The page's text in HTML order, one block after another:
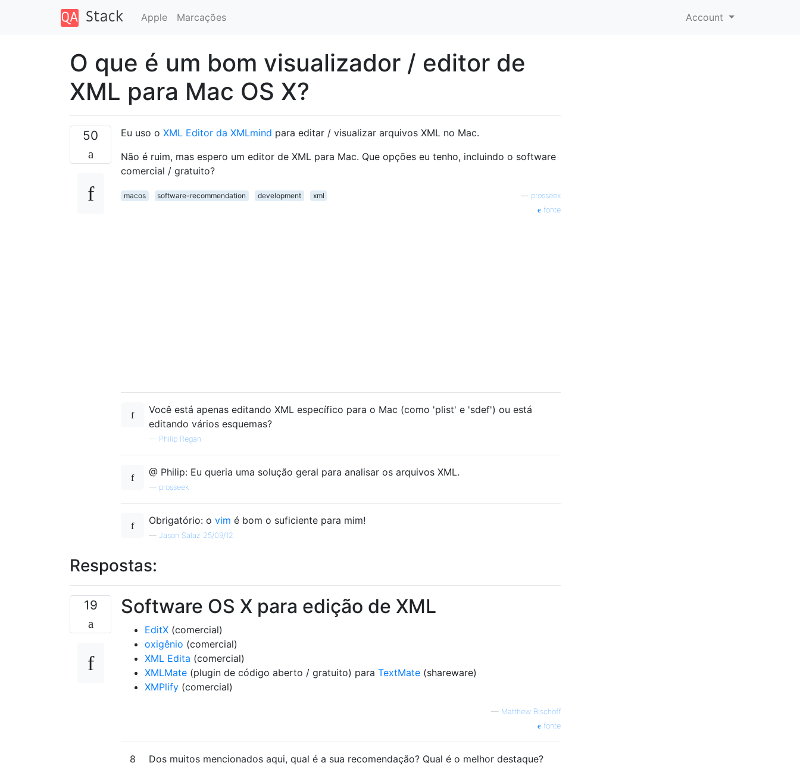
Apple Marcações Account
O que é um bom visualizador / editor de
XML para Mac OS X?
50 Eu uso o XML Editor da XMLmind para editar / visualizar arquivos XML no Mac.
Não é ruim, mas espero um editor de XML para Mac. Que opções eu tenho, incluindo o software
comercial / gratuito?
macos software-recommendation development xml
prosseek
fonte
Você está apenas editando XML específico para o Mac (como 'plist' e 'sdef') ou está
editando vários esquemas?
— Philip Regan
@ Philip: Eu queria uma solução geral para analisar os arquivos XML.
prosseek
Obrigatório: o vim é bom o suficiente para mim!
— Jason Salaz 25/09/12
Respostas:
19 Software OS X para edição de XML
EditX (comercial)
oxigênio (comercial)
XML Edita (comercial)
XMLMate (plugin de código aberto / gratuito) para TextMate (shareware)
XMPlify (comercial)
— Matthew Bischoff
fonte
8
Dos muitos mencionados aqui, qual é a sua recomendação? Qual é o melhor destaque?